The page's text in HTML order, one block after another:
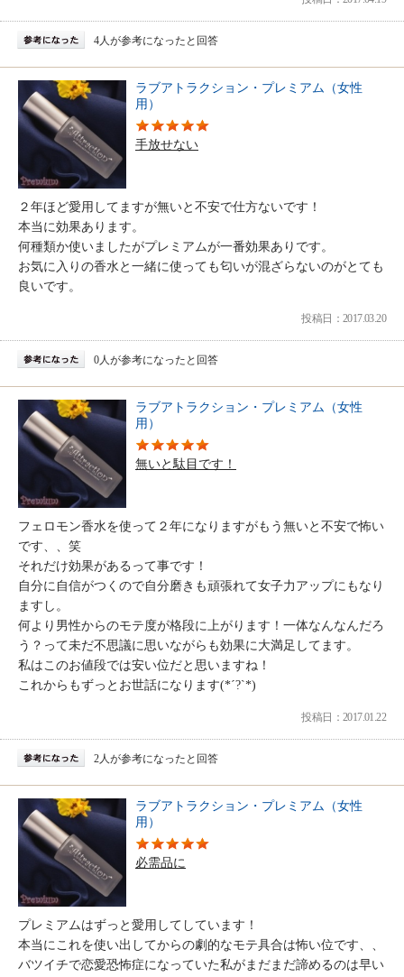
4人が参考になったと回答
ラブアトラクション・プレミアム（女性
用）
手放せない
２年ほど愛用してますが無いと不安で仕方ないです！
本当に効果あります。
何種類か使いましたがプレミアムが一番効果ありです。
お気に入りの香水と一緒に使っても匂いが混ざらないのがとても
良いです。
投稿日：2017.03.20
0人が参考になったと回答
ラブアトラクション・プレミアム（女性
用）
無いと駄目です！
フェロモン香水を使って２年になりますがもう無いと不安で怖い
です、、笑
それだけ効果があるって事です！
自分に自信がつくので自分磨きも頑張れて女子力アップにもなり
ますし。
何より男性からのモテ度が格段に上がります！一体なんなんだろ
う？って未だ不思議に思いながらも効果に大満足してます。
私はこのお値段では安い位だと思いますね！
これからもずっとお世話になります(*´?`*)
投稿日：2017.01.22
2人が参考になったと回答
ラブアトラクション・プレミアム（女性
用）
必需品に
プレミアムはずっと愛用してしています！
本当にこれを使い出してからの劇的なモテ具合は怖い位です、、
バツイチで恋愛恐怖症になっていた私がまだまだ諦めるのは早い